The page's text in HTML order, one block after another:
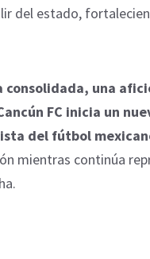
del estado,
consolidada, una
FC inicia un
del fútbol
mientras continúa